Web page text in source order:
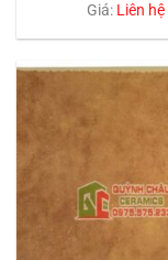
Giá: Liên hệ